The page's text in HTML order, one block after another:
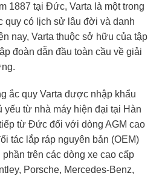
1887 tại Đức, Varta là một trong
quy có lịch sử lâu đời và danh
nay, Varta thuộc sở hữu của tập
đoàn dẫn đầu toàn cầu về giải
ắc quy Varta được nhập khẩu
yếu từ nhà máy hiện đại tại Hàn
từ Đức đối với dòng AGM cao
tác lắp ráp nguyên bản (OEM)
trên các dòng xe cao cấp
Porsche, Mercedes-Benz,